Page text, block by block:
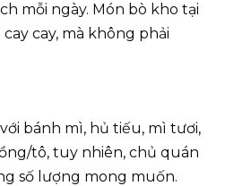
mỗi ngày. Món bò kho tại
cay, mà không phải
bánh mì, hủ tiếu, mì tươi,
tô, tuy nhiên, chủ quán
số lượng mong muốn.